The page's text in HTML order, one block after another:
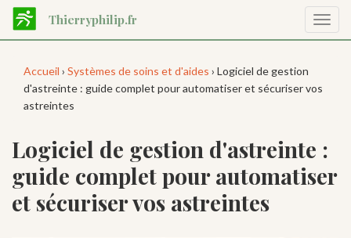
Aller
contenu
Thierryphilip.fr
la
Accueil › Systèmes de soins et d'aides › Logiciel de gestion
d'astreinte : guide complet pour automatiser et sécuriser vos
astreintes
Logiciel de gestion d'astreinte :
guide complet pour automatiser
et sécuriser vos astreintes